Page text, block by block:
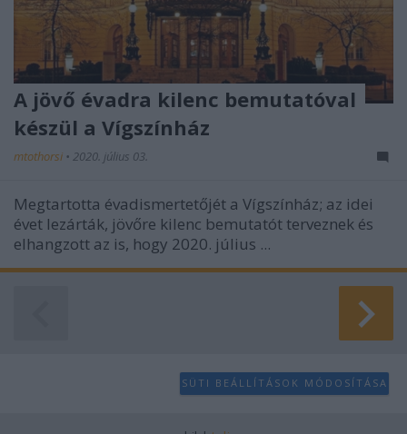
A jövő évadra kilenc bemutatóval
készül a Vígszínház
mtothorsi • 2020. július 03.
Megtartotta évadismertetőjét a Vígszínház; az idei
évet lezárták, jövőre kilenc bemutatót terveznek és
elhangzott az is, hogy 2020. július ...
SÜTI BEÁLLÍTÁSOK MÓDOSÍTÁSA